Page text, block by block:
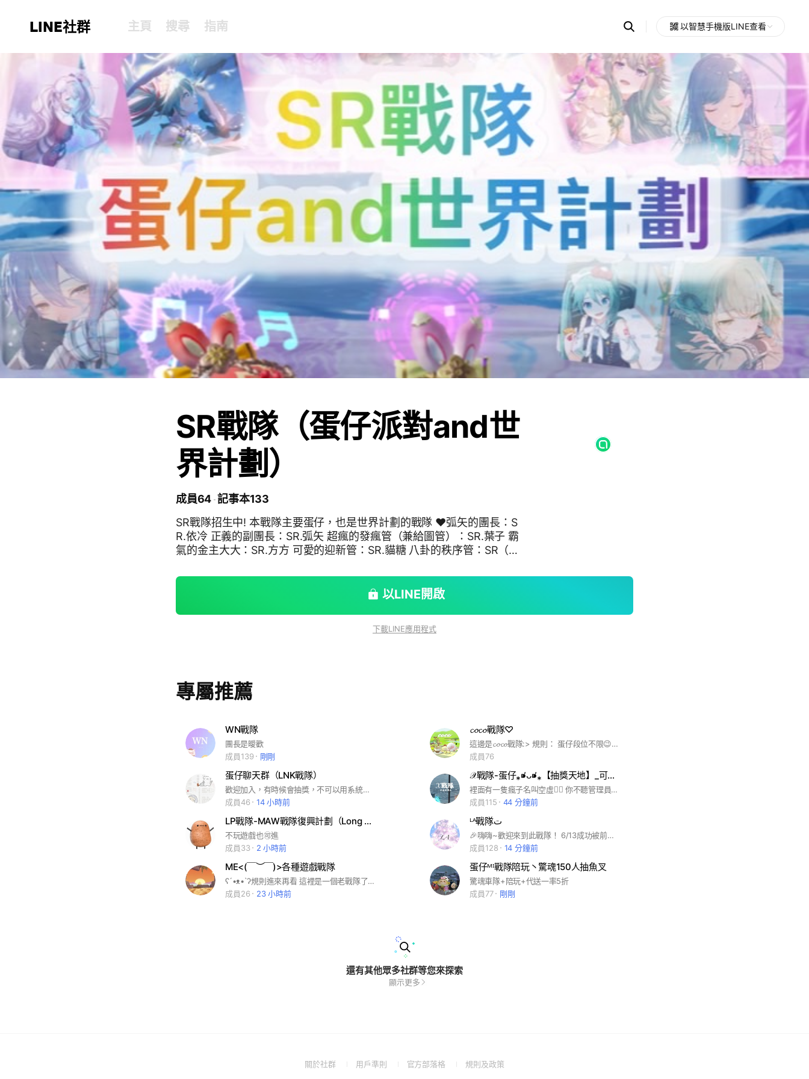
LINE社群 主頁 搜尋 指南 Search
OpenChats
messages
search
area
以智慧手機版LINE查看
SR戰隊（蛋仔派對and世
界計劃）
成員64 記事本133
SR戰隊招生中! 本戰隊主要蛋仔，也是世界計劃的戰隊 ❤️弧矢的團長：S
R.依冷 正義的副團長：SR.弧矢 超瘋的發瘋管（兼給圖管）：SR.葉子 霸
氣的金主大大：SR.方方 可愛的迎新管：SR.貓糖 八卦的秩序管：SR（失
超級———缺人，看到的都給我進來(｡･ω･｡) 每多十人都會有福利 滿120
人抽管 滿130人投票決定 滿140人抽管 💰 滿200抽獎（蛋仔） 備注：名
琴 前提是我們心情好（？(◐‿◑) ‼️‼️‼️‼️‼️ 還有特別的加分制度 被黑單可以
聊天吧 https://line.me/ti/g2/XFP77Nk8OcHQM7TZX14hoHXT7XVBXA
ZwDjINPw?utm_source=invitation&utm_medium=link_copy&utm_ca
-戰隊、LAX戰隊、𝒳 戰隊、FTD戰隊、𝕸𝖃戰隊、FD戰隊、JHY驚魂學院
以LINE開啟
下載LINE應用程式
專屬推薦
WN戰隊
團長是曖歡
成員139
剛剛
𝓬𝓸𝓬𝓸戰隊♡
這邊是𝓬𝓸𝓬𝓸戰隊:> 規則： 蛋仔段位不限😉 可以雙戰🤟 蛋仔不強制改名😘 有時候會辦抽獎🥳 可以淺水👍 可以罵髒話👍 盡量不要吵架就好♥️ 如果你願意的話就加入吧ヾ(@^▽^@)ノ 50人抽獎✅ 70人抽管理 80抽會員2 90人抽獎 100人抽會員.星座背飾
成員76
蛋仔聊天群（LNK戰隊）
歡迎加入，有時候會抽獎，不可以用系統頭像哦，會被誤認成人機，勿乞討 #蛋仔派對#蛋仔
成員46
14 小時前
𝒳戰隊-蛋仔⁎⁍̴̛ᴗ⁍̴̛⁎【抽獎天地】_可接代打、當陪玩_
裡面有一隻瘋子名叫空虛👍🏼 你不聽管理員說話他就會出來罵人🐸 進來改名聽管理指試（不改說掰掰） 幹部請等待團長審核 可多戰隊 臥底再見不歡迎 歡迎爛人反正我會把你嗆爛 娛樂休閒目標200人抽6480或小機甲 #蛋仔派對(⁎⁍̴̛ᴗ⁍̴̛⁎)
成員115
44 分鐘前
LP戰隊-MAW戰隊復興計劃（Long Play）
不玩遊戲也🉑進
成員33
2 小時前
ᴸᴬ戰隊ت
🎉嗨嗨~歡迎來到此戰隊！ 6/13成功被前團長拋棄的戰隊 如此有緣，不如進來看看 我們有定時會有抽獎 但必須要達到標準喔~👍🏻 好啦，先介紹到這樣 若想知道更多資訊，請進入本戰隊，讓你一探究竟！！
成員128
14 分鐘前
ME<⁠(⁠￣⁠︶⁠￣⁠)⁠>各種遊戲戰隊
ʕ⁠´⁠•⁠ᴥ⁠•⁠`⁠ʔ規則進來再看 這裡是一個老戰隊了，已經換過3任團長(◐‿◑) 就醬
成員26
23 小時前
蛋仔ᴹᴵ戰隊陪玩丶驚魂150人抽魚叉
驚魂車隊+陪玩+代送一率5折
成員77
剛剛
還有其他眾多社群等您來探索
顯示更多
關於社群
(Open用戶準則
(Open官方部落格
(Open規則及政策(Open